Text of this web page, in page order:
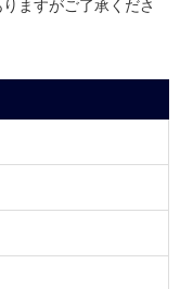
ますがご了承くださ